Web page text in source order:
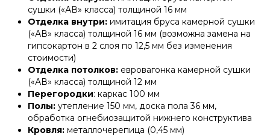
сушки («АВ» класса) толщиной 16 мм
Отделка внутри: имитация бруса камерной сушки
(«АВ» класса) толщиной 16 мм (возможна замена на
гипсокартон в 2 слоя по 12,5 мм без изменения
стоимости)
Отделка потолков: евровагонка камерной сушки
(«АВ» класса) толщиной 12 мм
Перегородки: каркас 100 мм
Полы: утепление 150 мм, доска пола 36 мм,
обработка огнебиозащитой нижнего конструктива
Кровля: металлочерепица (0,45 мм)